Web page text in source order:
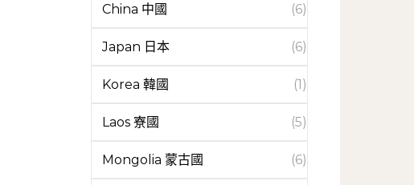
China 中國 (6)
Japan 日本 (6)
Korea 韓國 (1)
Laos 寮國 (5)
Mongolia 蒙古國 (6)